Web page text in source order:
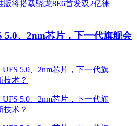
5.0、2nm芯片，下一代旗舰会